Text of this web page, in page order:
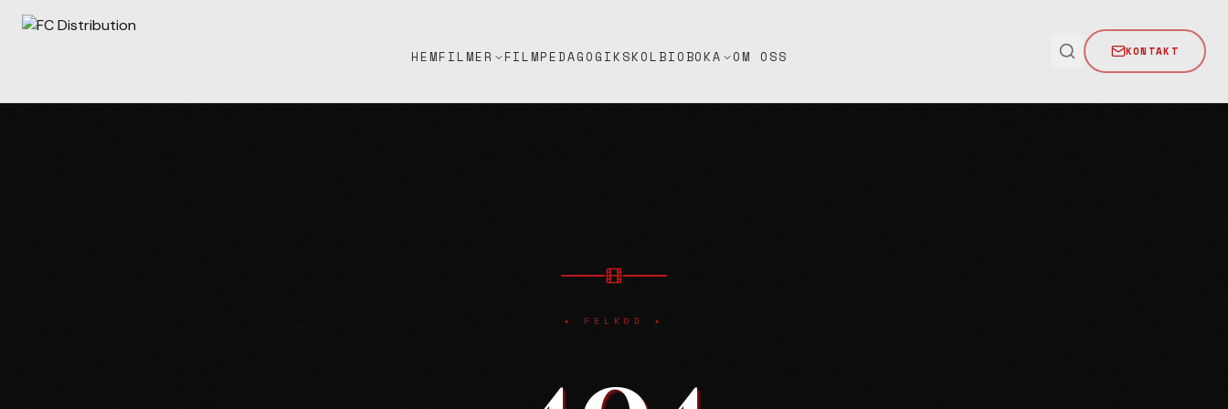
HEMFILMER FILMPEDAGOGIK SKOLBIO BOKA OM OSS KONTAKT
✦ FELKOD ✦